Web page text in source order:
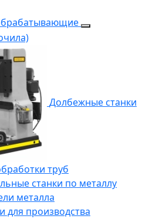
Долбежные станки
труб
станки по металлу
металла
для производства